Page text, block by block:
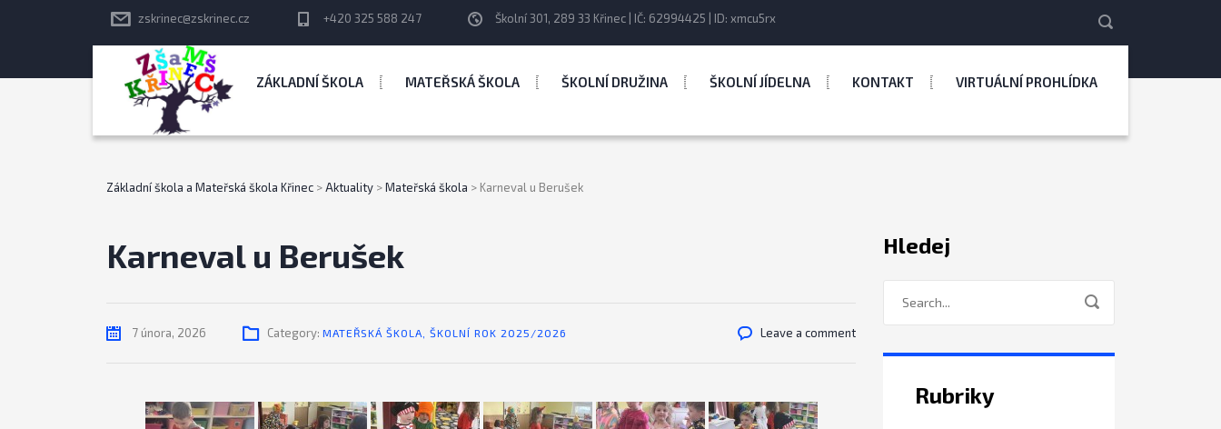
zskrinec@zskrinec.cz +420 325 588 247 Školní 301, 289 33 Křinec | IČ: 62994425 | ID: xmcu5rx
ZÁKLADNÍ ŠKOLA MATEŘSKÁ ŠKOLA ŠKOLNÍ DRUŽINA ŠKOLNÍ JÍDELNA KONTAKT VIRTUÁLNÍ PROHLÍDKA
Základní škola a Mateřská škola Křinec >Aktuality >Mateřská škola > Karneval u Berušek
Karneval u Berušek
7 února, 2026 Category: MATEŘSKÁ ŠKOLA ŠKOLNÍ ROK 2025/2026 Leave a comment
Hledej
Rubriky